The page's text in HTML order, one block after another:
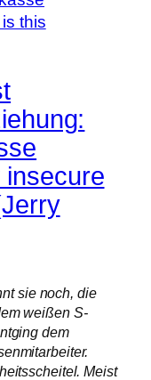
insecure
sie noch, die
weißen S-
dem
Meist